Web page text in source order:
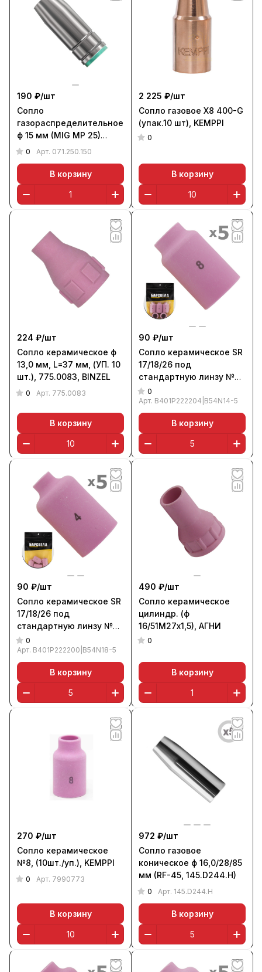
190 ₽/шт
Сопло
газораспределительное
ф 15 мм (MIG MP 25)
SVO2515, ПТК
0 Арт. 071.250.150
В корзину
2 225 ₽/шт
Сопло газовое X8 400-G
(упак.10 шт), KEMPPI
0
В корзину
224 ₽/шт
Сопло керамическое ф
13,0 мм, L=37 мм, (УП. 10
шт.), 775.0083, BINZEL
0 Арт. 775.0083
В корзину
90 ₽/шт
Сопло керамическое SR
17/18/26 под
стандартную линзу №8
ф 12,5 мм, L=42 мм (уп. 5
шт.), БАРСВЕЛД
0
Арт. B401P222204|B54N14-5
В корзину
90 ₽/шт
Сопло керамическое SR
17/18/26 под
стандартную линзу №4
ф 6,5 мм, L=42 мм (уп. 5
шт.), БАРСВЕЛД
0
Арт. B401P222200|B54N18-5
В корзину
490 ₽/шт
Сопло керамическое
цилиндр. (ф
16/51М27х1,5), АГНИ
0
В корзину
270 ₽/шт
Сопло керамическое
№8, (10шт./уп.), KEMPPI
0 Арт. 7990773
В корзину
972 ₽/шт
Сопло газовое
коническое ф 16,0/28/85
мм (RF-45, 145.D244.H)
0 Арт. 145.D244.H
В корзину